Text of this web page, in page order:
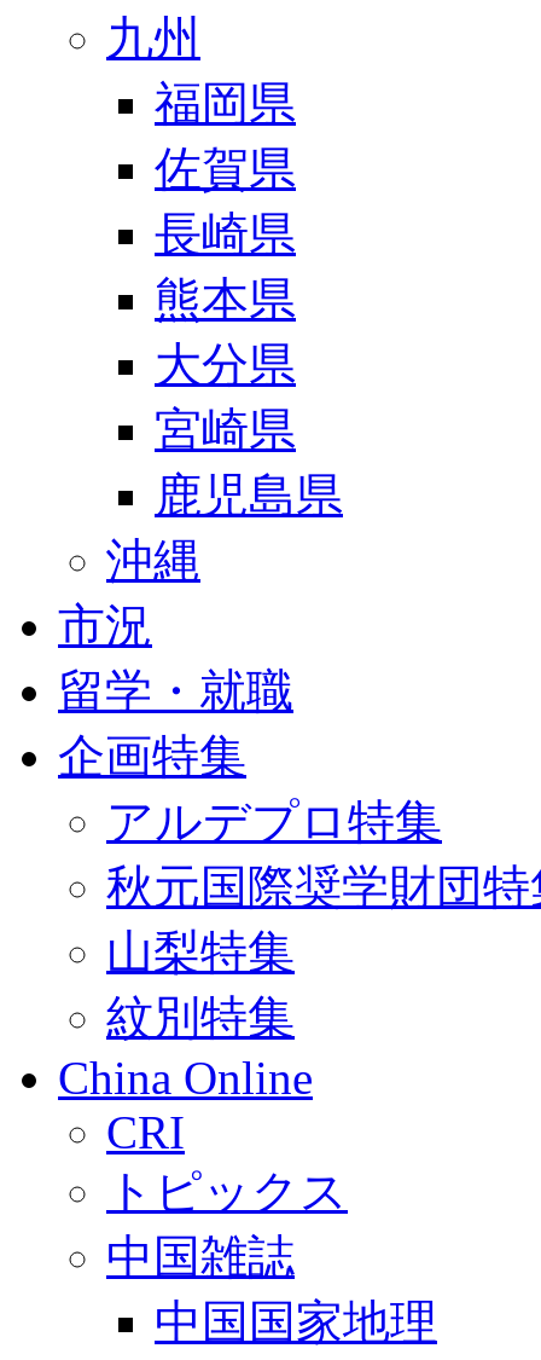
九州
福岡県
佐賀県
長崎県
熊本県
大分県
宮崎県
鹿児島県
沖縄
市況
留学・就職
企画特集
アルデプロ特集
秋元国際奨学財団特
山梨特集
紋別特集
China Online
CRI
トピックス
中国雑誌
中国国家地理